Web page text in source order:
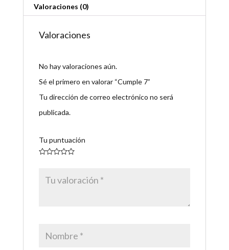
Valoraciones (0)
Valoraciones
No hay valoraciones aún.
Sé el primero en valorar “Cumple 7”
Tu dirección de correo electrónico no será
publicada.
Tu puntuación